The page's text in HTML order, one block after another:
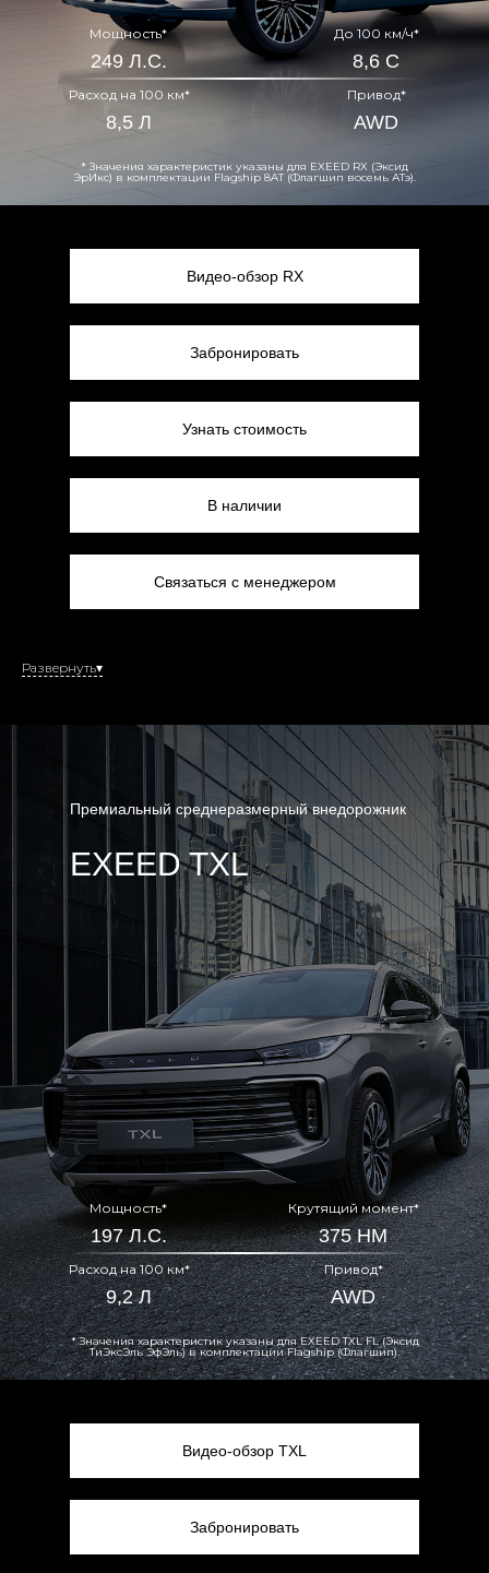
Мощность*
249 Л.С. 8,6 С
До 100 км/ч*
Расход на 100 км*
8,5 Л
Привод*
AWD
* Значения характеристик указаны для EXEED RX (Эксид
ЭрИкс) в комплектации Flagship 8AT (Флагшип восемь АТэ).
Забронировать
Видео-обзор RX
Узнать стоимость
В наличии
Связаться с менеджером
Развернуть▾
EXEED TXL
Премиальный среднеразмерный внедорожник
Мощность*
197 Л.С. 375 НМ
Крутящий момент*
Расход на 100 км*
9,2 Л
Привод*
AWD
* Значения характеристик указаны для EXEED TXL FL (Эксид
ТиЭксЭль ЭфЭль) в комплектации Flagship (Флагшип).
Забронировать
Видео-обзор TXL